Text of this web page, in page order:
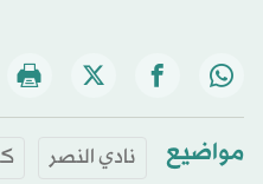
مواضيع نادي النصر